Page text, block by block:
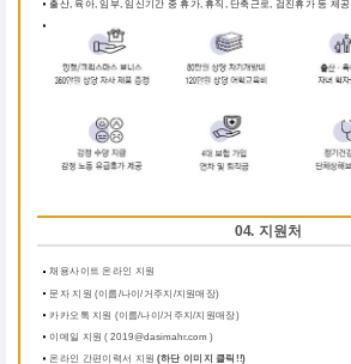
출산, 육아, 임부, 임신기간 중 휴가, 휴직, 단축근로, 검진휴가 등 제공
04. 지원처
채용사이트 온라인 지원
문자 지원 (이름/나이/거주지/지원매장)
카카오톡 지원 (이름/나이/거주지/지원매장)
이메일 지원 ( 2019@dasimahr.com )
온라인 간편이력서 지원 (하단 이미지 클릭!!)